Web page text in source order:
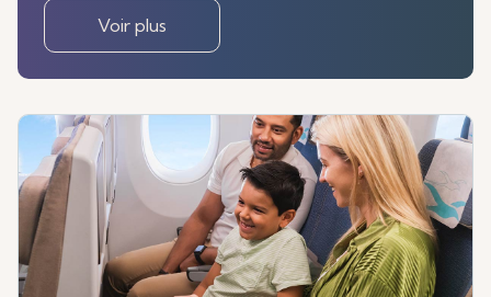
Voir plus